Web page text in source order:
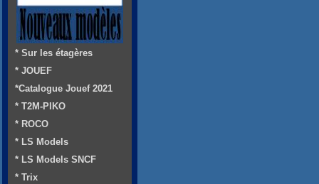
* Sur les étagères
* JOUEF
*Catalogue Jouef 2021
* T2M-PIKO
* ROCO
* LS Models
* LS Models SNCF
* Trix